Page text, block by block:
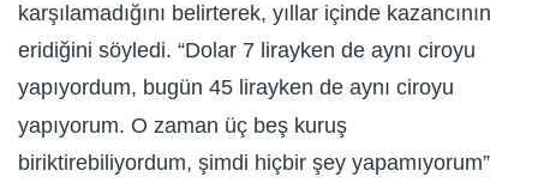
karşılamadığını belirterek, yıllar içinde kazancının
eridiğini söyledi. “Dolar 7 lirayken de aynı ciroyu
yapıyordum, bugün 45 lirayken de aynı ciroyu
yapıyorum. O zaman üç beş kuruş
biriktirebiliyordum, şimdi hiçbir şey yapamıyorum”